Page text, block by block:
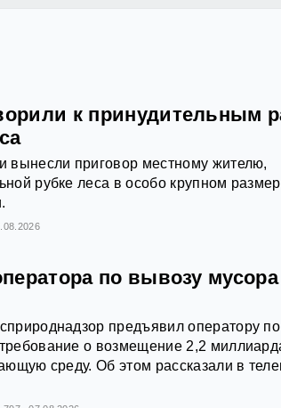
к принудительным
вынесли приговор местному жителю,
рубке леса в особо крупном
по вывозу мусора
предъявил оператору
о возмещение 2,2
среду. Об этом рассказали в